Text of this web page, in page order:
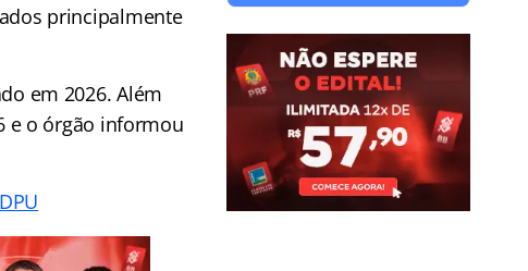
principalmente
em 2026. Além
e o órgão informou